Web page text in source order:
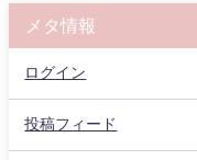
メタ情報
ログイン
投稿フィード